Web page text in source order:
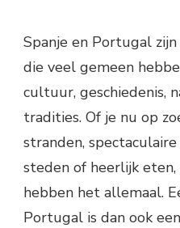
Spanje en Portugal
die veel gemeen
cultuur, geschiedenis,
tradities. Of je nu op
stranden,
steden of heerlijk
hebben het allemaal.
Portugal is dan ook